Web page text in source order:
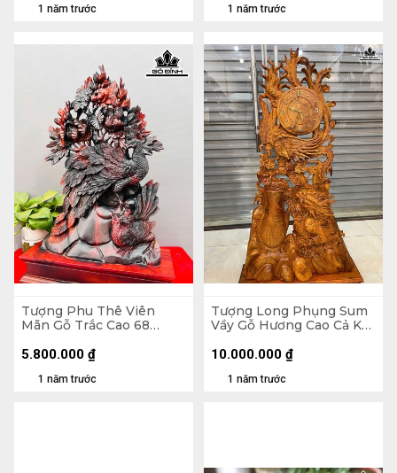
1 năm trước 1 năm trước
Tượng Phu Thê Viên
Mãn Gỗ Trắc Cao 68
1 năm trước
5.800.000 ₫
Tượng Long Phụng Sum
Vầy Gỗ Hương Cao Cả Kỷ
- Kỷ Cao 10 (cm)
1 năm trước
10.000.000 ₫